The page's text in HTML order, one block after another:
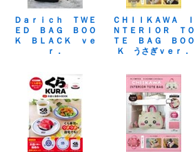
Ｄａｒｉｃｈ ＴＷＥ
ＥＤ ＢＡＧ ＢＯＯ
Ｋ ＢＬＡＣＫ ｖｅ
ｒ．
ＣＨＩＩＫＡＷＡ Ｉ
ＮＴＥＲＩＯＲ ＴＯ
ＴＥ ＢＡＧ ＢＯＯ
Ｋ うさぎｖｅｒ．